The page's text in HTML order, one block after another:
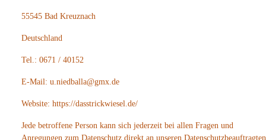
55545 Bad Kreuznach
Deutschland
Tel.: 0671 / 40152
E-Mail: u.niedballa@gmx.de
Website: https://dasstrickwiesel.de/
Jede betroffene Person kann sich jederzeit bei allen Fragen und
Anregungen zum Datenschutz direkt an unseren Datenschutzbeauftragten